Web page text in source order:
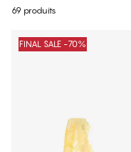
69 produits
Produits
FINAL SALE -70%